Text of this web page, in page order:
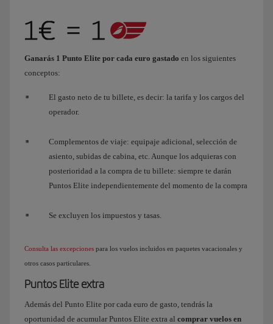
Ganarás 1 Punto Elite por cada euro gastado en los siguientes
conceptos:
El gasto neto de tu billete, es decir: la tarifa y los cargos del
operador.
Complementos de viaje: equipaje adicional, selección de
asiento, subidas de cabina, etc. Aunque los adquieras con
posterioridad a la compra de tu billete: siempre te darán
Puntos Elite independientemente del momento de la compra
Se excluyen los impuestos y tasas.
Consulta las excepciones para los vuelos incluidos en paquetes vacacionales y
otros casos particulares.
Puntos Elite extra
Además del Punto Elite por cada euro de gasto, tendrás la
oportunidad de acumular Puntos Elite extra al comprar vuelos en